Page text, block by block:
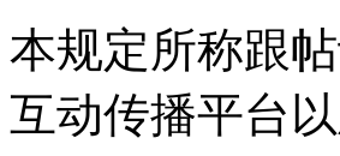
本规定所称跟
互动传播平台